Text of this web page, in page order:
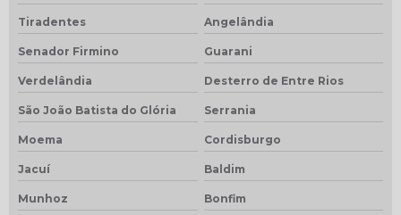
Tiradentes Angelândia
Senador Firmino Guarani
Verdelândia Desterro de Entre Rios
São João Batista do Glória Serrania
Moema Cordisburgo
Jacuí Baldim
Munhoz Bonfim